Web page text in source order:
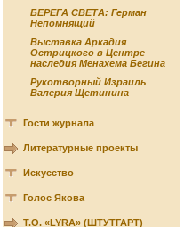
БЕРЕГА СВЕТА: Герман
Непомнящий
Выставка Аркадия
Острицкого в Центре
наследия Менахема Бегина
Рукотворный Израиль
Валерия Щетинина
Гости журнала
Литературные проекты
Искусство
Голос Якова
Т.О. «LYRA» (ШТУТГАРТ)